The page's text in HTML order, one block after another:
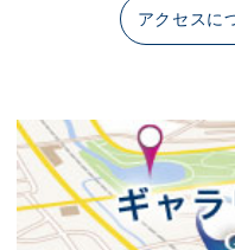
アクセスに